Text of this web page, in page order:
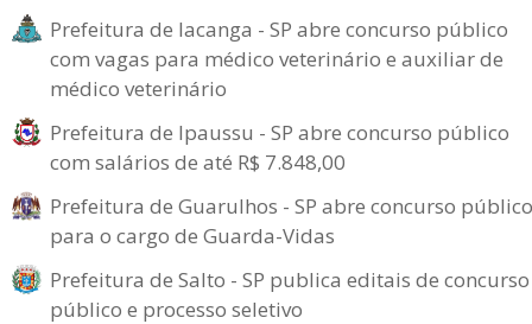
Prefeitura de Iacanga - SP abre concurso público
com vagas para médico veterinário e auxiliar de
médico veterinário
Prefeitura de Ipaussu - SP abre concurso público
com salários de até R$ 7.848,00
Prefeitura de Guarulhos - SP abre concurso público
para o cargo de Guarda-Vidas
Prefeitura de Salto - SP publica editais de concurso
público e processo seletivo